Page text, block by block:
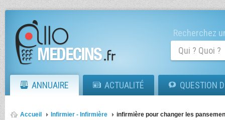
Recherchez
ANNUAIRE ACTUALITÉ QUESTION
Accueil Infirmier - Infirmière infirmière pour changer les